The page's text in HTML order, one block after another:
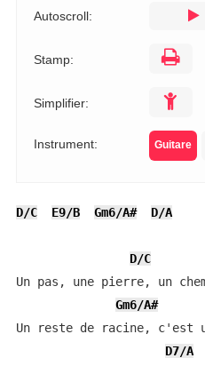
Autoscroll:
Stamp:
Simplifier:
Instrument: Guitare
D/C E9/B Gm6/A# D/A
D/C
Un pas, une pierre, un
Gm6/A#
Un reste de racine, c'est
D7/A